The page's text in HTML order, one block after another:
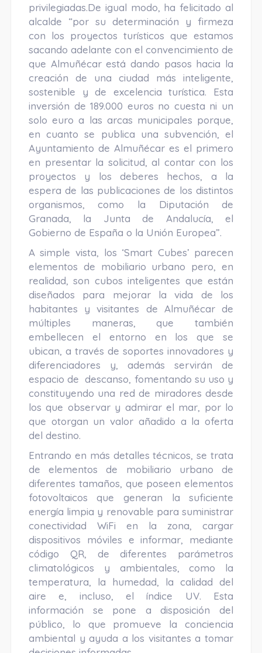
privilegiadas.De igual modo, ha felicitado al
alcalde “por su determinación y firmeza
con los proyectos turísticos que estamos
sacando adelante con el convencimiento de
que Almuñécar está dando pasos hacia la
creación de una ciudad más inteligente,
sostenible y de excelencia turística. Esta
inversión de 189.000 euros no cuesta ni un
solo euro a las arcas municipales porque,
en cuanto se publica una subvención, el
Ayuntamiento de Almuñécar es el primero
en presentar la solicitud, al contar con los
proyectos y los deberes hechos, a la
espera de las publicaciones de los distintos
organismos, como la Diputación de
Granada, la Junta de Andalucía, el
Gobierno de España o la Unión Europea”.
A simple vista, los ‘Smart Cubes’ parecen
elementos de mobiliario urbano pero, en
realidad, son cubos inteligentes que están
diseñados para mejorar la vida de los
habitantes y visitantes de Almuñécar de
múltiples maneras, que también
embellecen el entorno en los que se
ubican, a través de soportes innovadores y
diferenciadores y, además servirán de
espacio de descanso, fomentando su uso y
constituyendo una red de miradores desde
los que observar y admirar el mar, por lo
que otorgan un valor añadido a la oferta
del destino.
Entrando en más detalles técnicos, se trata
de elementos de mobiliario urbano de
diferentes tamaños, que poseen elementos
fotovoltaicos que generan la suficiente
energía limpia y renovable para suministrar
conectividad WiFi en la zona, cargar
dispositivos móviles e informar, mediante
código QR, de diferentes parámetros
climatológicos y ambientales, como la
temperatura, la humedad, la calidad del
aire e, incluso, el índice UV. Esta
información se pone a disposición del
público, lo que promueve la conciencia
ambiental y ayuda a los visitantes a tomar